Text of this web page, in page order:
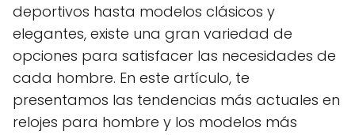
deportivos hasta modelos clásicos y
elegantes, existe una gran variedad de
opciones para satisfacer las necesidades de
cada hombre. En este artículo, te
presentamos las tendencias más actuales en
relojes para hombre y los modelos más